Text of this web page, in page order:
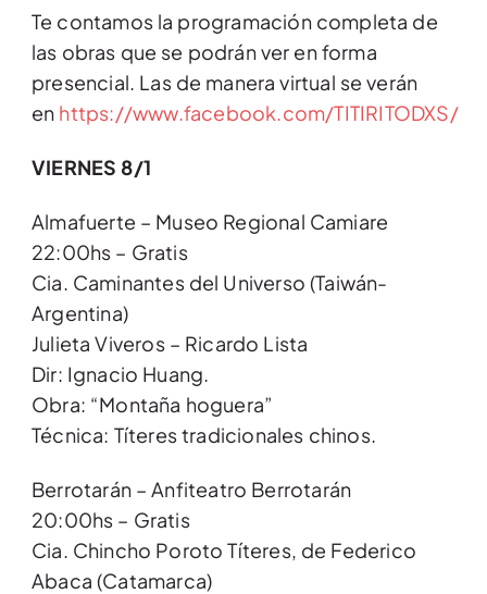
Te contamos la programación completa de
las obras que se podrán ver en forma
presencial. Las de manera virtual se verán
en https://www.facebook.com/TITIRITODXS/
VIERNES 8/1
Almafuerte – Museo Regional Camiare
22:00hs – Gratis
Cia. Caminantes del Universo (Taiwán-
Argentina)
Julieta Viveros – Ricardo Lista
Dir: Ignacio Huang.
Obra: “Montaña hoguera”
Técnica: Títeres tradicionales chinos.
Berrotarán – Anfiteatro Berrotarán
20:00hs – Gratis
Cia. Chincho Poroto Títeres, de Federico
Abaca (Catamarca)